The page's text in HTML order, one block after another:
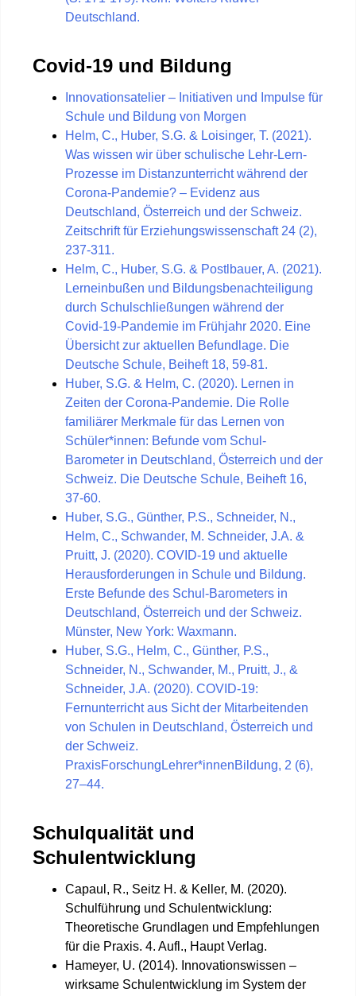
Deutschland.
Covid-19 und Bildung
Innovationsatelier – Initiativen und Impulse für
Schule und Bildung von Morgen
Helm, C., Huber, S.G. & Loisinger, T. (2021).
Was wissen wir über schulische Lehr-Lern-
Prozesse im Distanzunterricht während der
Corona-Pandemie? – Evidenz aus
Deutschland, Österreich und der Schweiz.
Zeitschrift für Erziehungswissenschaft 24 (2),
237-311.
Helm, C., Huber, S.G. & Postlbauer, A. (2021).
Lerneinbußen und Bildungsbenachteiligung
durch Schulschließungen während der
Covid-19-Pandemie im Frühjahr 2020. Eine
Übersicht zur aktuellen Befundlage. Die
Deutsche Schule, Beiheft 18, 59-81.
Huber, S.G. & Helm, C. (2020). Lernen in
Zeiten der Corona-Pandemie. Die Rolle
familiärer Merkmale für das Lernen von
Schüler*innen: Befunde vom Schul-
Barometer in Deutschland, Österreich und der
Schweiz. Die Deutsche Schule, Beiheft 16,
37-60.
Huber, S.G., Günther, P.S., Schneider, N.,
Helm, C., Schwander, M. Schneider, J.A. &
Pruitt, J. (2020). COVID-19 und aktuelle
Herausforderungen in Schule und Bildung.
Erste Befunde des Schul-Barometers in
Deutschland, Österreich und der Schweiz.
Münster, New York: Waxmann.
Huber, S.G., Helm, C., Günther, P.S.,
Schneider, N., Schwander, M., Pruitt, J., &
Schneider, J.A. (2020). COVID-19:
Fernunterricht aus Sicht der Mitarbeitenden
von Schulen in Deutschland, Österreich und
der Schweiz.
PraxisForschungLehrer*innenBildung, 2 (6),
27–44.
Schulqualität und
Schulentwicklung
Capaul, R., Seitz H. & Keller, M. (2020).
Schulführung und Schulentwicklung:
Theoretische Grundlagen und Empfehlungen
für die Praxis. 4. Aufl., Haupt Verlag.
Hameyer, U. (2014). Innovationswissen –
wirksame Schulentwicklung im System der